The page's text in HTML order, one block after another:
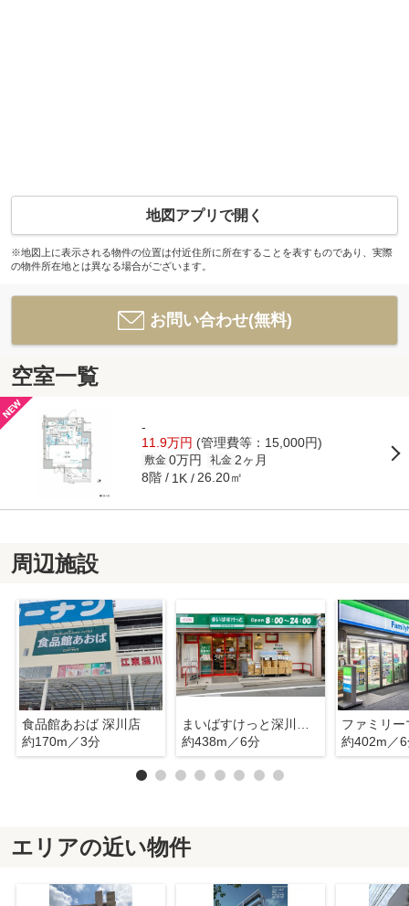
地図アプリで開く
※地図上に表示される物件の位置は付近住所に所在することを表すものであり、実際
の物件所在地とは異なる場合がございます。
お問い合わせ(無料)
空室一覧
-
11.9万円 (管理費等：15,000円)
敷金 0万円 礼金 2ヶ月
8階 1K 26.20㎡
周辺施設
食品館あおば 深川店
約170m／3分
約438m／6分
約402m／
エリアの近い物件